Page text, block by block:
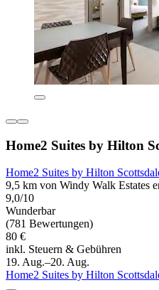
Home2 Suites by Hilton
Home2 Suites by Hilton
9,5 km von Windy Walk Estates
9,0/10
Wunderbar
(781 Bewertungen)
80 €
inkl. Steuern & Gebühren
19. Aug.–20. Aug.
Home2 Suites by Hilton